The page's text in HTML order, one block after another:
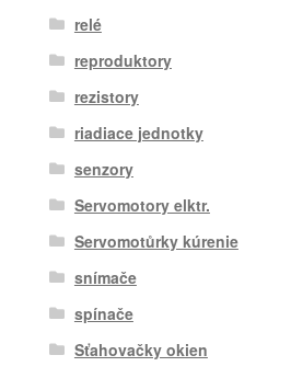
relé
reproduktory
rezistory
riadiace jednotky
senzory
Servomotory elktr.
Servomotůrky kúrenie
snímače
spínače
Sťahovačky okien